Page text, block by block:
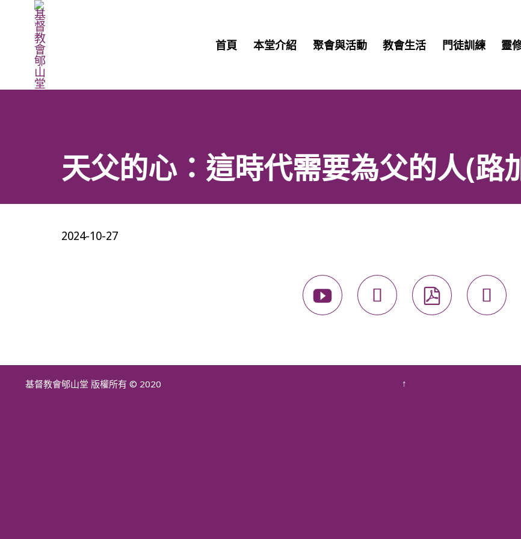
首頁 本堂介紹 聚會與活動 教會生活 門徒訓練 靈
天父的心：這時代需要為父的人(路
2024-10-27
   
基督教會郇山堂 版權所有 © 2020 ↑